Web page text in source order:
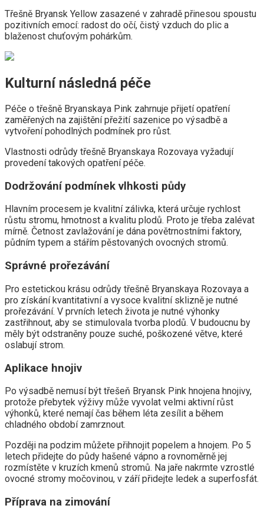
Třešně Bryansk Yellow zasazené v zahradě přinesou spoustu
pozitivních emocí: radost do očí, čistý vzduch do plic a
blaženost chuťovým pohárkům.
Kulturní následná péče
Péče o třešně Bryanskaya Pink zahrnuje přijetí opatření
zaměřených na zajištění přežití sazenice po výsadbě a
vytvoření pohodlných podmínek pro růst.
Vlastnosti odrůdy třešně Bryanskaya Rozovaya vyžadují
provedení takových opatření péče.
Dodržování podmínek vlhkosti půdy
Hlavním procesem je kvalitní zálivka, která určuje rychlost
růstu stromu, hmotnost a kvalitu plodů. Proto je třeba zalévat
mírně. Četnost zavlažování je dána povětrnostními faktory,
půdním typem a stářím pěstovaných ovocných stromů.
Správné prořezávání
Pro estetickou krásu odrůdy třešně Bryanskaya Rozovaya a
pro získání kvantitativní a vysoce kvalitní sklizně je nutné
prořezávání. V prvních letech života je nutné výhonky
zastřihnout, aby se stimulovala tvorba plodů. V budoucnu by
měly být odstraněny pouze suché, poškozené větve, které
oslabují strom.
Aplikace hnojiv
Po výsadbě nemusí být třešeň Bryansk Pink hnojena hnojivy,
protože přebytek výživy může vyvolat velmi aktivní růst
výhonků, které nemají čas během léta zesílit a během
chladného období zamrznout.
Později na podzim můžete přihnojit popelem a hnojem. Po 5
letech přidejte do půdy hašené vápno a rovnoměrně jej
rozmístěte v kruzích kmenů stromů. Na jaře nakrmte vzrostlé
ovocné stromy močovinou, v září přidejte ledek a superfosfát.
Příprava na zimování